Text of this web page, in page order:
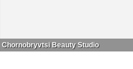
Chornobryvtsi Beauty Studio